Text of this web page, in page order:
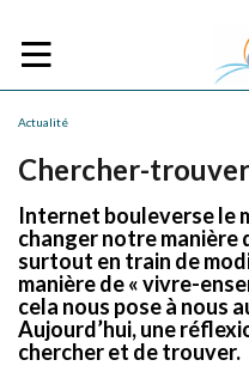
Actualité
Chercher-trouver
Internet bouleverse le
changer notre manière
surtout en train de
manière de « vivre-
cela nous pose à nous
Aujourd’hui, une
chercher et de trouver.